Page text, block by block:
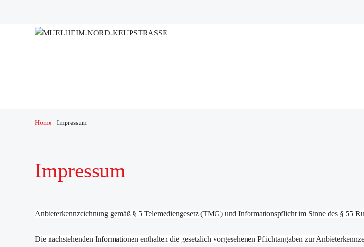
Home Impressum
Impressum
Anbieterkennzeichnung gemäß § 5 Telemediengesetz (TMG) und Informationspflicht im Sinne des § 55
Die nachstehenden Informationen enthalten die gesetzlich vorgesehenen Pflichtangaben zur